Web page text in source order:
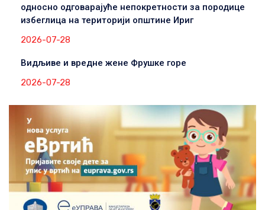
односно одговарајуће непокретности за породице
избеглица на територији општине Ириг
2026-07-28
Видљиве и вредне жене Фрушке горе
2026-07-28